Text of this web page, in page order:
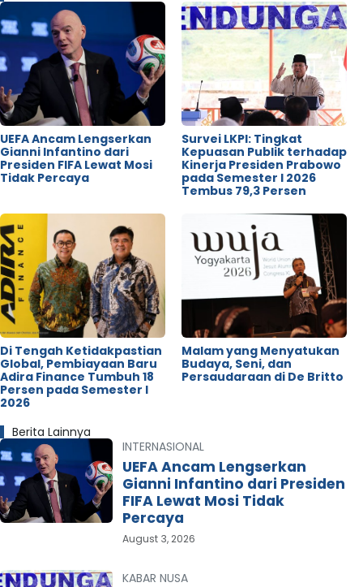
UEFA Ancam Lengserkan
Gianni Infantino dari
Presiden FIFA Lewat Mosi
Tidak Percaya
Survei LKPI: Tingkat
Kepuasan Publik terhadap
Kinerja Presiden Prabowo
pada Semester I 2026
Tembus 79,3 Persen
Di Tengah Ketidakpastian
Global, Pembiayaan Baru
Adira Finance Tumbuh 18
Persen pada Semester I
2026
Malam yang Menyatukan
Budaya, Seni, dan
Persaudaraan di De Britto
Berita Lainnya
INTERNASIONAL
UEFA Ancam Lengserkan
Gianni Infantino dari Presiden
FIFA Lewat Mosi Tidak
Percaya
August 3, 2026
KABAR NUSA